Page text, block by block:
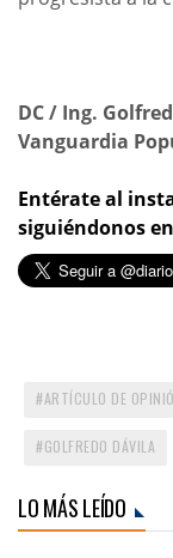
DC / Ing.
Vanguardia
Entérate al
siguiéndonos
ARTÍCULO DE
GOLFREDO DÁVILA
LO MÁS LEÍDO